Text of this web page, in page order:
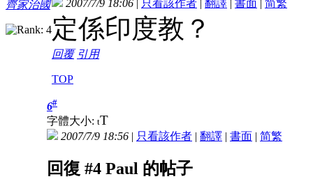
齊家治國 2007/7/9 18:06 | 只看該作者 | 翻譯 | 書面 | 简繁
定係印度教？
回覆 引用
TOP
6#
字體大小: tT
2007/7/9 18:56 | 只看該作者 | 翻譯 | 書面 | 简繁
回復 #4 Paul 的帖子